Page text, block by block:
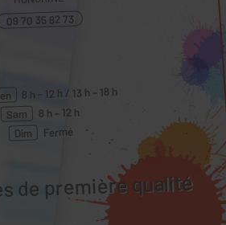
de première qualité
09 70 35 82 73
8 h – 12 h / 13 h – 18 h
Sam 8 h – 12 h
Dim Fermé